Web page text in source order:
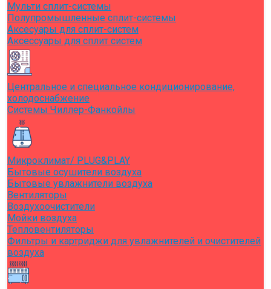
Мульти сплит-системы
Полупромышленные сплит-системы
Аксесуары для сплит-систем
Аксессуары для сплит систем
Центральное и специальное кондиционирование,
холодоснабжение
Системы Чиллер-Фанкойлы
Микроклимат/ PLUG&PLAY
Бытовые осушители воздуха
Бытовые увлажнители воздуха
Вентиляторы
Воздухоочистители
Мойки воздуха
Тепловентиляторы
Фильтры и картриджи для увлажнителей и очистителей
воздуха